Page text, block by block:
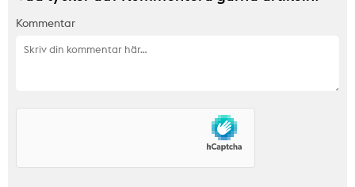
Kommentar